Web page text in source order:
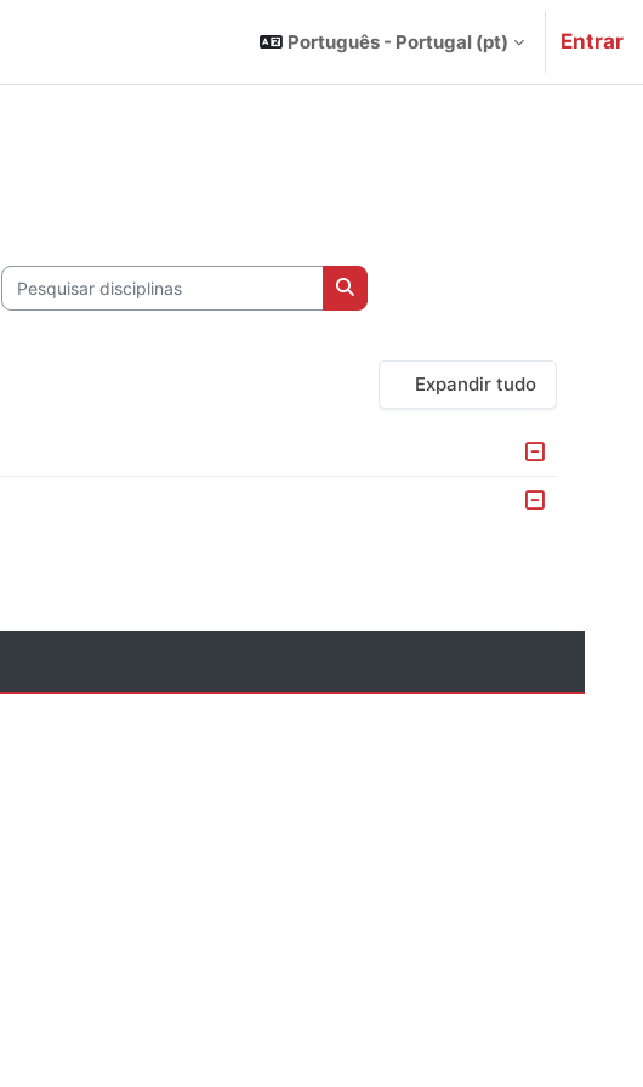
Português - Portugal ‎(pt)‎ Entrar
Pesquisar disciplinas
Pesquisar disciplinas
Expandir tudo